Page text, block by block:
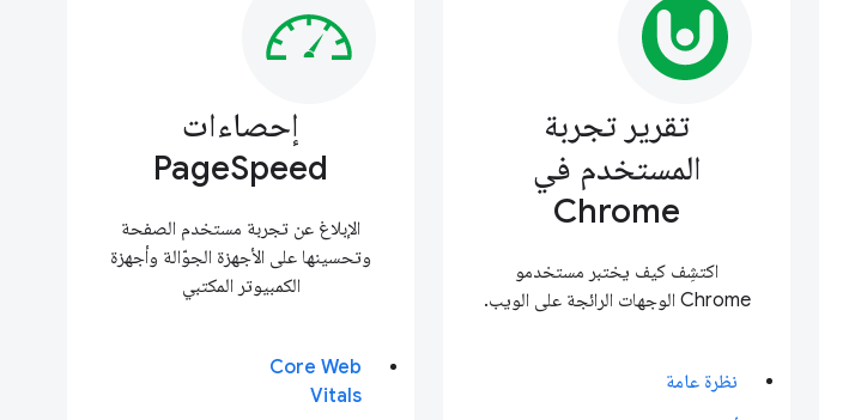
تقرير تجربة
المستخدم في
Chrome
اكتشِف كيف يختبر مستخدمو
Chrome الوجهات الرائجة على الويب.
نظرة عامة
إحصاءات
PageSpeed
الإبلاغ عن تجربة مستخدم الصفحة
وتحسينها على الأجهزة الجوّالة وأجهزة
الكمبيوتر المكتبي
Core Web
Vitals